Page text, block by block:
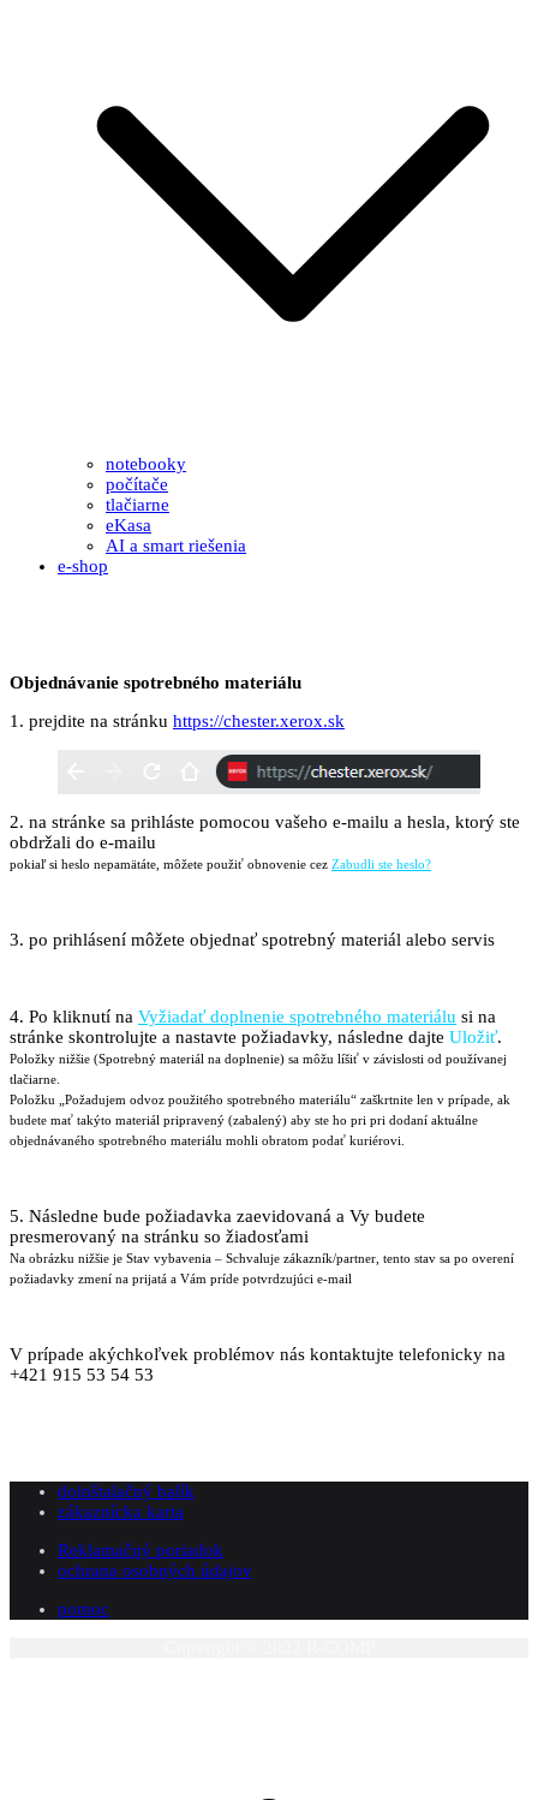
notebooky
počítače
tlačiarne
eKasa
AI a smart riešenia
e-shop
Objednávanie spotrebného materiálu
1. prejdite na stránku https://chester.xerox.sk
2. na stránke sa prihláste pomocou vašeho e-mailu a hesla, ktorý ste
obdržali do e-mailu
pokiaľ si heslo nepamätáte, môžete použiť obnovenie cez Zabudli ste heslo?
3. po prihlásení môžete objednať spotrebný materiál alebo servis
4. Po kliknutí na Vyžiadať doplnenie spotrebného materiálu si na
stránke skontrolujte a nastavte požiadavky, následne dajte Uložiť.
Položky nižšie (Spotrebný materiál na doplnenie) sa môžu líšiť v závislosti od používanej
tlačiarne.
Položku „Požadujem odvoz použitého spotrebného materiálu“ zaškrtnite len v prípade, ak
budete mať takýto materiál pripravený (zabalený) aby ste ho pri pri dodaní aktuálne
objednávaného spotrebného materiálu mohli obratom podať kuriérovi.
5. Následne bude požiadavka zaevidovaná a Vy budete
presmerovaný na stránku so žiadosťami
Na obrázku nižšie je Stav vybavenia – Schvaluje zákazník/partner, tento stav sa po overení
požiadavky zmení na prijatá a Vám príde potvrdzujúci e-mail
V prípade akýchkoľvek problémov nás kontaktujte telefonicky na
+421 915 53 54 53
doinštalačný balík
zákaznícka karta
Reklamačný poriadok
ochrana osobných údajov
pomoc